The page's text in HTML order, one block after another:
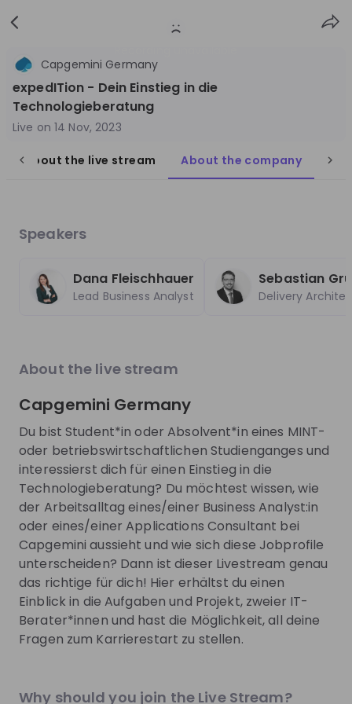
Follow Share
Germany
10'000+
Recording unavailable
Sovereign AI im Public Sector: Sichere KI für
sensible Daten
Du studierst IT und interessierst dich für den Einsatz von KI
in der Praxis? In unserem Livestream zeigen wir dir, welche
besonderen Anforderungen öffentliche Projekte an
Datenschutz, Sicherheit und digitale Souveränität stellen.
Am Beispiel der Capgemini Sovereign AI Platform erfährst
du, wie generative KI auch in sensiblen Umgebungen sicher
genutzt werden kann. Nutze außerdem die Chance, deine
Fragen zum Thema Einstiegsmöglichkeiten bei Capgemini
zu stellen – wir freuen uns auf dich!
DE Information technology
Recording unavailable
Live 4 months ago
Capgemini Germany
Diversity bei Capgemini - Einblicke in unsere
gelebte Vielfalt
Erfahre, warum Diversity, Equity, Inclusion & Belonging
(DEIB) heute entscheidende Erfolgsfaktoren sind – für uns
als Unternehmen ebenso wie für deine persönliche
Entwicklung. Entdecke, welche Initiativen Capgemini
Potenzial entfalten kann. Lass dich inspirieren und finde
DE Data & analytics
expedITion Bewerbungstraining - Dein Einstieg in
Capgemini Germany
expedITion - Dein Einstieg in die
Technologieberatung
Live on 14 Nov, 2023
About the live stream About the company
Speakers
Dana Fleischhauer
Lead Business Analyst
Sebastian
Delivery
About the live stream
Capgemini Germany
Du bist Student*in oder Absolvent*in eines MINT-
oder betriebswirtschaftlichen Studienganges und
interessierst dich für einen Einstieg in die
Technologieberatung? Du möchtest wissen, wie
der Arbeitsalltag eines/einer Business Analyst:in
oder eines/einer Applications Consultant bei
Capgemini aussieht und wie sich diese Jobprofile
unterscheiden? Dann ist dieser Livestream genau
das richtige für dich! Hier erhältst du einen
Einblick in die Aufgaben und Projekt, zweier IT-
Berater*innen und hast die Möglichkeit, all deine
Why should you join the Live Stream?